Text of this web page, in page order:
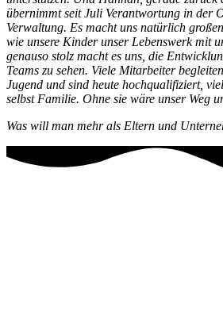
übernimmt seit Juli Verantwortung in der
Verwaltung. Es macht uns natürlich
wie unsere Kinder unser Lebenswerk mit
genauso stolz macht es uns, die
Teams zu sehen. Viele Mitarbeiter
Jugend und sind heute hochqualifiziert,
selbst Familie. Ohne sie wäre unser Weg
Was will man mehr als Eltern und